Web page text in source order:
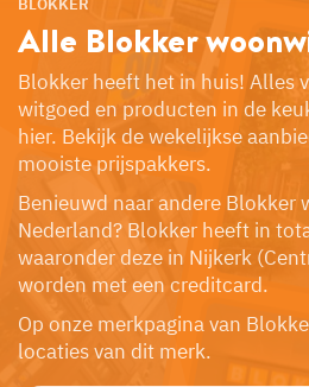
BLOKKER
Alle Blokker
Blokker heeft het in huis! Alles
witgoed en producten in de
hier. Bekijk de wekelijkse
mooiste prijspakkers.
Benieuwd naar andere Blokker
Nederland? Blokker heeft in
waaronder deze in Nijkerk
worden met een creditcard.
Op onze merkpagina van
locaties van dit merk.